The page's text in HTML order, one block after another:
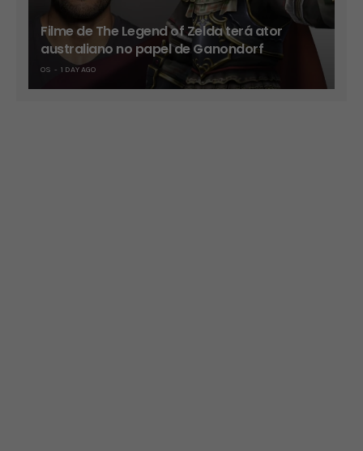
Filme de The Legend of Zelda terá ator
australiano no papel de Ganondorf
OS 1 DAY AGO